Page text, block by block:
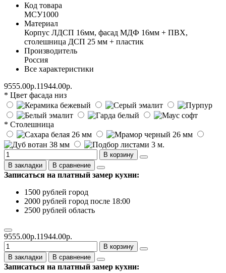
Код товара
МСУ1000
Материал
Корпус ЛДСП 16мм, фасад МДФ 16мм + ПВХ,
столешница ДСП 25 мм + пластик
Производитель
Россия
Все характеристики
9555.00р.11944.00р.
* Цвет фасада низ
* Столешница
В корзину
В закладки
В сравнение
Записаться на платный замер кухни:
1500 рублей город
2000 рублей город после 18:00
2500 рублей область
9555.00р.11944.00р.
В корзину
В закладки
В сравнение
Записаться на платный замер кухни: